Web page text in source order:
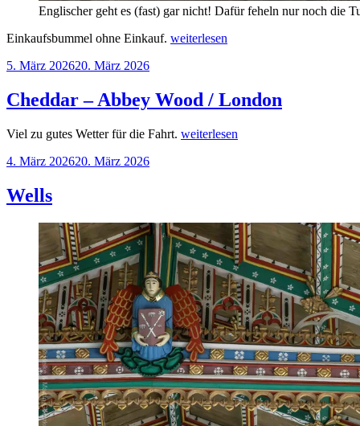
Englischer geht es (fast) gar nicht! Dafür feheln nur noch die
Einkaufsbummel ohne Einkauf. „London“
weiterlesen
Veröffentlicht
5. März 202620. März 2026
Cheddar – Abbey Wood / London
Viel zu gutes Wetter für die Fahrt. „Cheddar
weiterlesen
Veröffentlicht
4. März 202620. März 2026
Wells